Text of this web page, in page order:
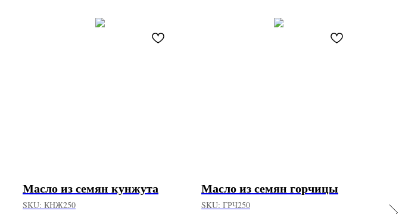
Масло из семян кунжута
SKU: КНЖ250
Масло из семян горчицы
SKU: ГРЧ250